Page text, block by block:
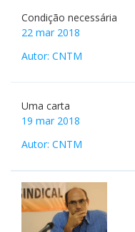
Autor: CNTM
Condição necessária
Autor: CNTM
Uma carta
19 mar 2018
Autor: CNTM